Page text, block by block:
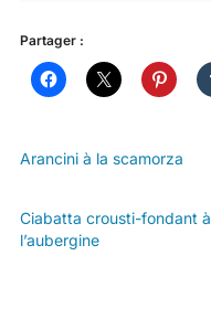
Partager :
Arancini à la scamorza
Ciabatta crousti-fondant à
l’aubergine